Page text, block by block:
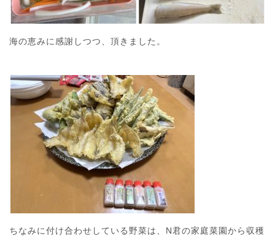
海の恵みに感謝しつつ、頂きました。
ちなみに付け合わせしている野菜は、N君の家庭菜園から収穫